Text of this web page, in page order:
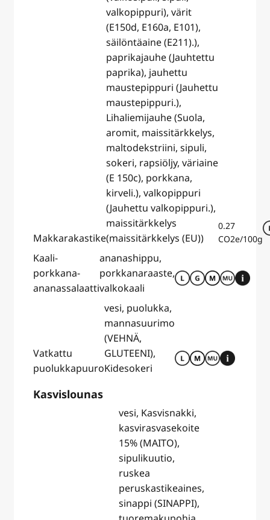
Makkarakastike
valkopippuri), värit
(E150d, E160a, E101),
säilöntäaine (E211).),
paprikajauhe (Jauhtettu
paprika), jauhettu
maustepippuri (Jauhettu
maustepippuri.),
Lihaliemijauhe (Suola,
aromit, maissitärkkelys,
maltodekstriini, sipuli,
sokeri, rapsiöljy, väriaine
(E 150c), porkkana,
kirveli.), valkopippuri
(Jauhettu valkopippuri.),
maissitärkkelys
(maissitärkkelys (EU))
0.27
CO2e/100g
Kaali-
porkkana-
ananassalaatti
ananashippu,
porkkanaraaste,
valkokaali
Vatkattu
puolukkapuuro
vesi, puolukka,
mannasuurimo
(VEHNÄ,
GLUTEENI),
Kidesokeri
Kasvislounas
vesi, Kasvisnakki,
kasvirasvasekoite
15% (MAITO),
sipulikuutio,
ruskea
peruskastikeaines,
sinappi (SINAPPI),